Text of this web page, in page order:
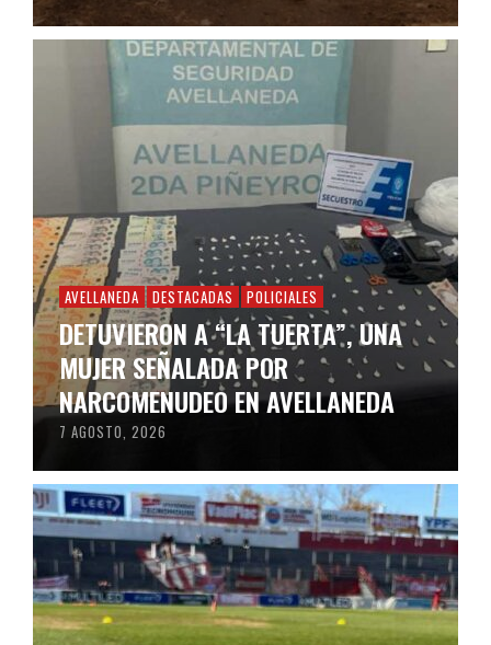
AVELLANEDA DESTACADAS POLICIALES
DETUVIERON A “LA TUERTA”, UNA
MUJER SEÑALADA POR
NARCOMENUDEO EN AVELLANEDA
7 AGOSTO, 2026